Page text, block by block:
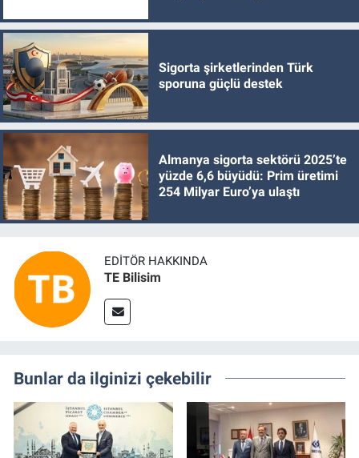
Sigorta şirketlerinden Türk
sporuna güçlü destek
Almanya sigorta sektörü 2025’te
yüzde 6,6 büyüdü: Prim üretimi
254 Milyar Euro’ya ulaştı
EDITÖR HAKKINDA
TE Bilisim
Bunlar da ilginizi çekebilir